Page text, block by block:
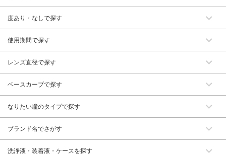
度あり・なしで探す
使用期間で探す
レンズ直径で探す
ベースカーブで探す
なりたい瞳のタイプで探す
ブランド名でさがす
洗浄液・装着液・ケースを探す